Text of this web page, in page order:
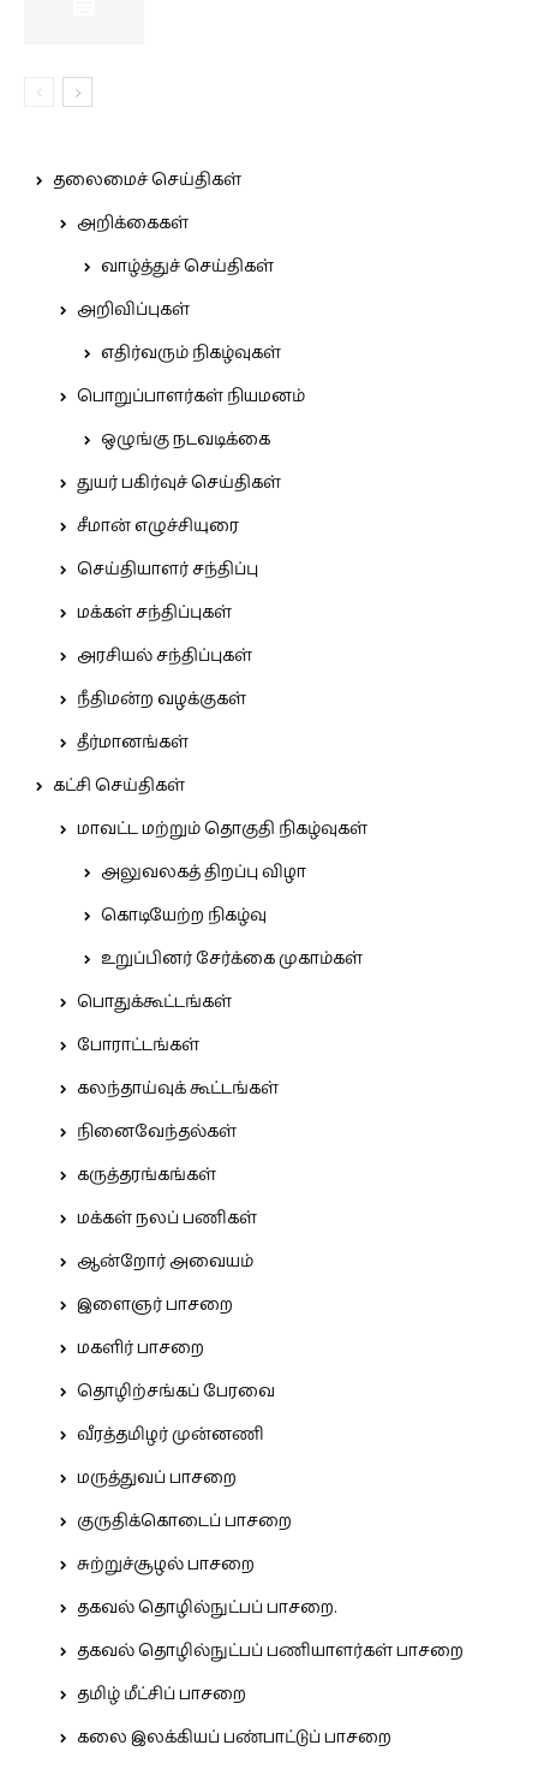
தலைமைச் செய்திகள்
அறிக்கைகள்
வாழ்த்துச் செய்திகள்
அறிவிப்புகள்
எதிர்வரும் நிகழ்வுகள்
பொறுப்பாளர்கள் நியமனம்
ஒழுங்கு நடவடிக்கை
துயர் பகிர்வுச் செய்திகள்
சீமான் எழுச்சியுரை
செய்தியாளர் சந்திப்பு
மக்கள் சந்திப்புகள்
அரசியல் சந்திப்புகள்
நீதிமன்ற வழக்குகள்
தீர்மானங்கள்
கட்சி செய்திகள்
மாவட்ட மற்றும் தொகுதி நிகழ்வுகள்
அலுவலகத் திறப்பு விழா
கொடியேற்ற நிகழ்வு
உறுப்பினர் சேர்க்கை முகாம்கள்
பொதுக்கூட்டங்கள்
போராட்டங்கள்
கலந்தாய்வுக் கூட்டங்கள்
நினைவேந்தல்கள்
கருத்தரங்கங்கள்
மக்கள் நலப் பணிகள்
ஆன்றோர் அவையம்
இளைஞர் பாசறை
மகளிர் பாசறை
தொழிற்சங்கப் பேரவை
வீரத்தமிழர் முன்னணி
மருத்துவப் பாசறை
குருதிக்கொடைப் பாசறை
சுற்றுச்சூழல் பாசறை
தகவல் தொழில்நுட்பப் பாசறை.
தகவல் தொழில்நுட்பப் பணியாளர்கள் பாசறை
தமிழ் மீட்சிப் பாசறை
கலை இலக்கியப் பண்பாட்டுப் பாசறை